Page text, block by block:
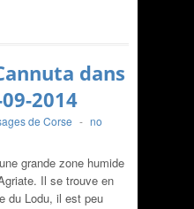
dans
2014
de Corse - no
grande zone humide
Il se trouve en
du Lodu, il est peu